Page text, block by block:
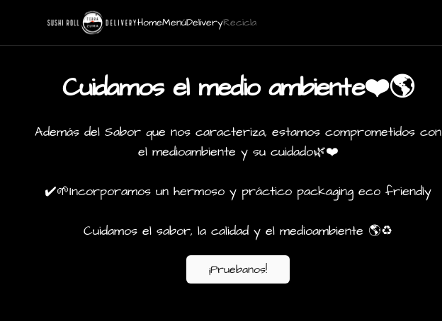
HomeMenúDeliveryRecicla
Cuidamos el medio ambiente❤️🌎
Además del Sabor que nos caracteriza, estamos comprometidos con
el medioambiente y su cuidado🌿❤️
✔️🌱Incorporamos un hermoso y práctico packaging eco friendly
Cuidamos el sabor, la calidad y el medioambiente 🌎♻️
¡Pruebanos!